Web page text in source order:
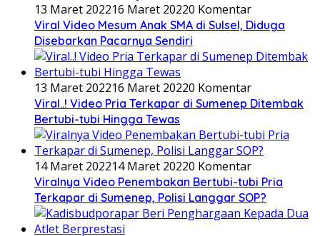
13 Maret 202216 Maret 20220 Komentar
Viral Video Mesum Anak SMA di Sulsel, Diduga
Disebarkan Pacarnya Sendiri
13 Maret 202216 Maret 20220 Komentar
Viral..! Video Pria Terkapar di Sumenep Ditembak
Bertubi-tubi Hingga Tewas
14 Maret 202214 Maret 20220 Komentar
Viralnya Video Penembakan Bertubi-tubi Pria
Terkapar di Sumenep, Polisi Langgar SOP?